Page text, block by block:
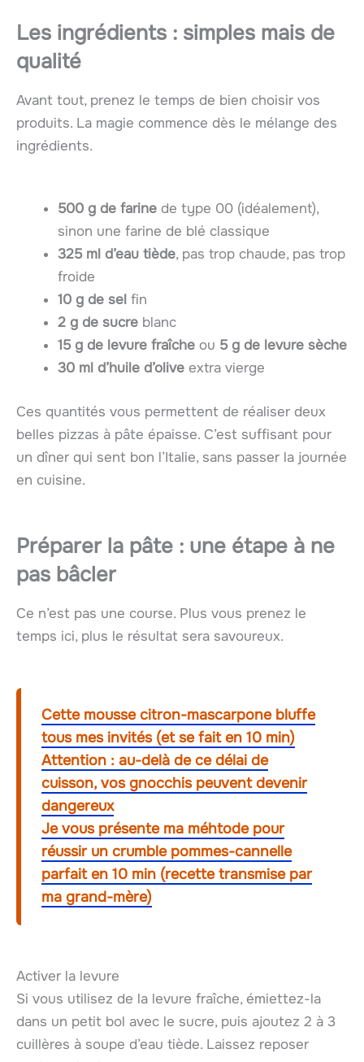
Les ingrédients : simples mais de
qualité
Avant tout, prenez le temps de bien choisir vos
produits. La magie commence dès le mélange des
ingrédients.
500 g de farine de type 00 (idéalement),
sinon une farine de blé classique
325 ml d’eau tiède, pas trop chaude, pas trop
froide
10 g de sel fin
2 g de sucre blanc
15 g de levure fraîche ou 5 g de levure sèche
30 ml d’huile d’olive extra vierge
Ces quantités vous permettent de réaliser deux
belles pizzas à pâte épaisse. C’est suffisant pour
un dîner qui sent bon l’Italie, sans passer la journée
en cuisine.
Préparer la pâte : une étape à ne
pas bâcler
Ce n’est pas une course. Plus vous prenez le
temps ici, plus le résultat sera savoureux.
Cette mousse citron-mascarpone bluffe
tous mes invités (et se fait en 10 min)
Attention : au-delà de ce délai de
cuisson, vos gnocchis peuvent devenir
dangereux
Je vous présente ma méhtode pour
réussir un crumble pommes-cannelle
parfait en 10 min (recette transmise par
ma grand-mère)
Activer la levure
Si vous utilisez de la levure fraîche, émiettez-la
dans un petit bol avec le sucre, puis ajoutez 2 à 3
cuillères à soupe d’eau tiède. Laissez reposer